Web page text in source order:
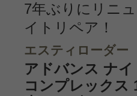
7年ぶりにリニ
イトリペア！
エスティローダー
アドバンス ナ
コンプレックス